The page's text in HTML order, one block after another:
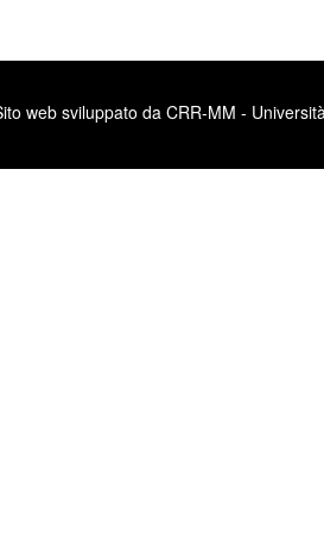
web sviluppato da CRR-MM -